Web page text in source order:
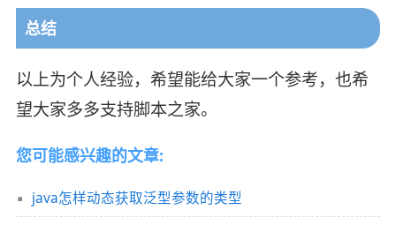
总结
以上为个人经验，希望能给大家一个参考，也希
望大家多多支持脚本之家。
您可能感兴趣的文章:
java怎样动态获取泛型参数的类型